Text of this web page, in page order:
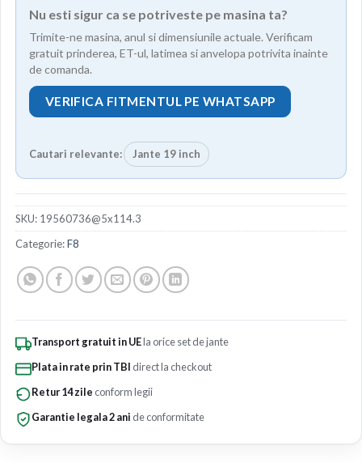
Nu esti sigur ca se potriveste pe masina ta?
Trimite-ne masina, anul si dimensiunile actuale. Verificam
gratuit prinderea, ET-ul, latimea si anvelopa potrivita inainte
de comanda.
VERIFICA FITMENTUL PE WHATSAPP
Cautari relevante: Jante 19 inch
SKU: 19560736@5x114.3
Categorie:F8
Transport gratuit in UEla orice set de jante
Plata in rate prin TBI direct la checkout
Retur 14 zile conform legii
Garantie legala 2 ani de conformitate